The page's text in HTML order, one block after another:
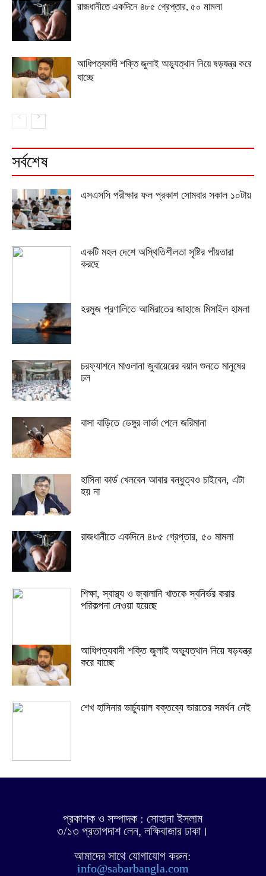
রাজধানীতে একদিনে ৪৮৫ গ্রেপ্তার, ৫০ মামলা
আধিপত্যবাদী শক্তি জুলাই অভ্যুত্থান নিয়ে ষড়যন্ত্র করে
যাচ্ছে
সর্বশেষ
এসএসসি পরীক্ষার ফল প্রকাশ সোমবার সকাল ১০টায়
একটি মহল দেশে অস্থিতিশীলতা সৃষ্টির পাঁয়তারা
করছে
হরমুজ প্রণালিতে আমিরাতের জাহাজে মিসাইল হামলা
চরফ্যাশনে মাওলানা জুবায়েরের বয়ান শুনতে মানুষের
ঢল
বাসা বাড়িতে ডেঙ্গুর লার্ভা পেলে জরিমানা
হাসিনা কার্ড খেলবেন আবার বন্ধুত্বও চাইবেন, এটা
হয় না
রাজধানীতে একদিনে ৪৮৫ গ্রেপ্তার, ৫০ মামলা
শিক্ষা, স্বাস্থ্য ও জ্বালানি খাতকে স্বনির্ভর করার
পরিকল্পনা নেওয়া হয়েছে
আধিপত্যবাদী শক্তি জুলাই অভ্যুত্থান নিয়ে ষড়যন্ত্র
করে যাচ্ছে
শেখ হাসিনার ভার্চ্যুয়াল বক্তব্যে ভারতের সমর্থন নেই
প্রকাশক ও সম্পাদক : সোহানা ইসলাম
৩/১৩ প্রতাপদাশ লেন, লক্ষিবাজার ঢাকা।
আমাদের সাথে যোগাযোগ করুন:
info@sabarbangla.com